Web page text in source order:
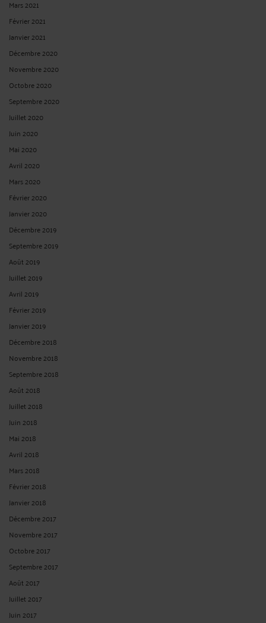
Mars 2021
Février 2021
Janvier 2021
Décembre 2020
Novembre 2020
Octobre 2020
Septembre 2020
Juillet 2020
Juin 2020
Mai 2020
Avril 2020
Mars 2020
Février 2020
Janvier 2020
Décembre 2019
Septembre 2019
Août 2019
Juillet 2019
Avril 2019
Février 2019
Janvier 2019
Décembre 2018
Novembre 2018
Septembre 2018
Août 2018
Juillet 2018
Juin 2018
Mai 2018
Avril 2018
Mars 2018
Février 2018
Janvier 2018
Décembre 2017
Novembre 2017
Octobre 2017
Septembre 2017
Août 2017
Juillet 2017
Juin 2017